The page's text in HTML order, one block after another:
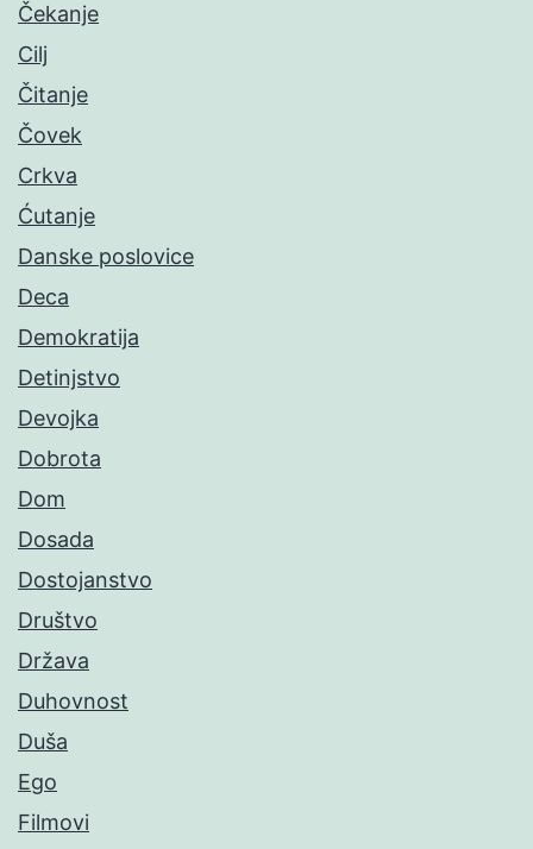
Čekanje
Cilj
Čitanje
Čovek
Crkva
Ćutanje
Danske poslovice
Deca
Demokratija
Detinjstvo
Devojka
Dobrota
Dom
Dosada
Dostojanstvo
Društvo
Država
Duhovnost
Duša
Ego
Filmovi